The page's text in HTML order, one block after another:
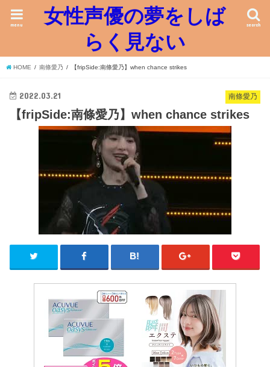
女性声優の夢をしば
らく見ない
search
menu
HOME 南條愛乃 【fripSide:南條愛乃】when chance strikes
南條愛乃
2022.03.21
【fripSide:南條愛乃】when chance strikes